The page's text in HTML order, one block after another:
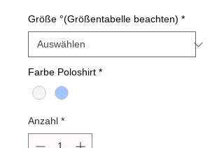
Größe °(Größentabelle beachten) *
Farbe Poloshirt *
Anzahl *